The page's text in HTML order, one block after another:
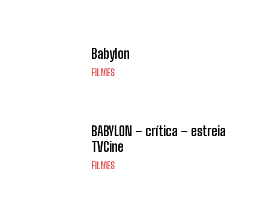
Babylon
FILMES
BABYLON – crítica – estreia
TVCine
FILMES